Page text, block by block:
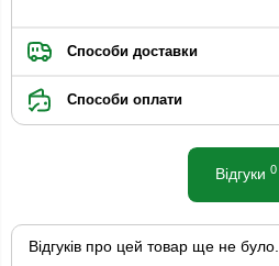
Способи доставки
Способи оплати
Відгуки 0
Відгуків про цей товар ще не було.